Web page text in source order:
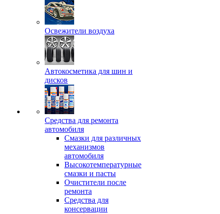
Освежители воздуха
Автокосметика для шин и
дисков
Средства для ремонта
автомобиля
Смазки для различных
механизмов
автомобиля
Высокотемпературные
смазки и пасты
Очистители после
ремонта
Средства для
консервации